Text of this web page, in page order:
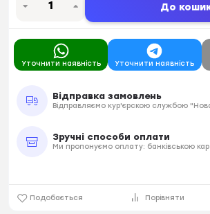
До
Уточнити наявність Уточнити наявність
Відправка замовлень
Відправляємо кур'єрскою службою
Зручні способи оплати
Ми пропонуємо оплату: банківською
Подобається Порівняти